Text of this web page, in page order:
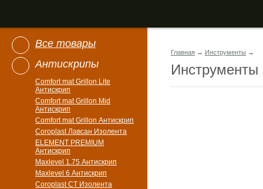
Все товары
Антискрипы
Comfort mat Grillon Lite
Антискрип
Comfort mat Grillon Mid
Антискрип
Comfort mat Grillon Антискрип
Coroplast Лавсан Изолента
ELEMENT PREMIUM
Антискрип
Maxlevel 1.75 Антискрип
Maxlevel 6 Антискрип
Coroplast CT Изолента
Главная → Инструменты →
Инструменты